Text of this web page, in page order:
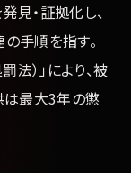
見・証拠化し、
手順を指す。
）」により、被
は最大3年の懲